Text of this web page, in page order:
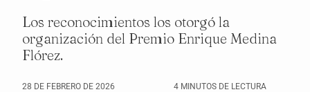
Los reconocimientos los otorgó la
organización del Premio Enrique Medina
Flórez.
28 DE FEBRERO DE 2026 4 MINUTOS DE LECTURA